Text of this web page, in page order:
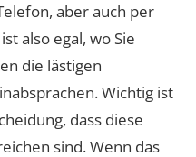
aber auch per
also egal, wo Sie
die lästigen
Wichtig ist
dass diese
sind. Wenn das